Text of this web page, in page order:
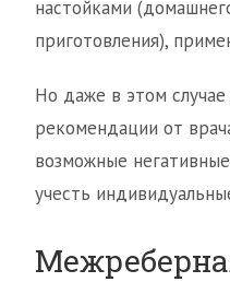
настойками
приготовления),
Но даже в этом
рекомендации от
возможные
учесть